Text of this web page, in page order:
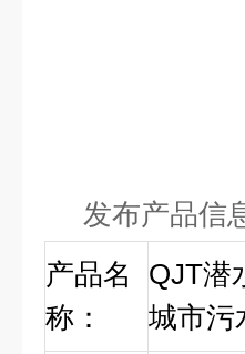
发布产品信
产品名
称：
QJT潜
城市污